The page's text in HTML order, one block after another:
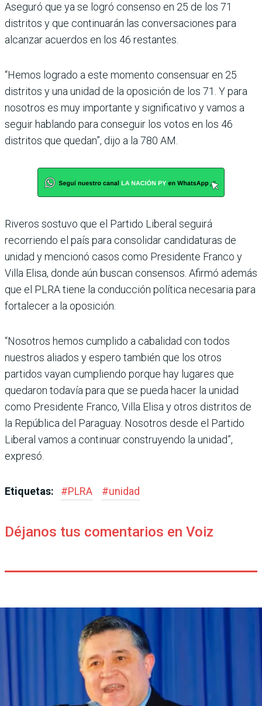
Aseguró que ya se logró consenso en 25 de los 71
distritos y que continuarán las conversaciones para
alcanzar acuerdos en los 46 restantes.
“Hemos logrado a este momento consensuar en 25
distritos y una unidad de la oposición de los 71. Y para
nosotros es muy importante y significativo y vamos a
seguir hablando para conseguir los votos en los 46
distritos que quedan”, dijo a la 780 AM.
Riveros sostuvo que el Partido Liberal seguirá
recorriendo el país para consolidar candidaturas de
unidad y mencionó casos como Presidente Franco y
Villa Elisa, donde aún buscan consensos. Afirmó además
que el PLRA tiene la conducción política necesaria para
fortalecer a la oposición.
“Nosotros hemos cumplido a cabalidad con todos
nuestros aliados y espero también que los otros
partidos vayan cumpliendo porque hay lugares que
quedaron todavía para que se pueda hacer la unidad
como Presidente Franco, Villa Elisa y otros distritos de
la República del Paraguay. Nosotros desde el Partido
Liberal vamos a continuar construyendo la unidad”,
expresó.
Etiquetas: #PLRA #unidad
Déjanos tus comentarios en Voiz